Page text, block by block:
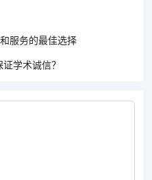
服务的最佳选择
学术诚信？